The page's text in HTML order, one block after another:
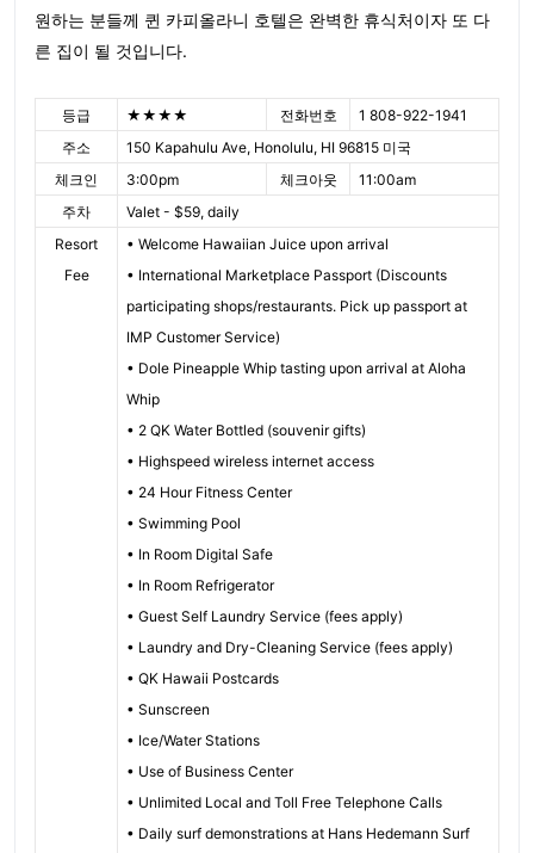
원하는 분들께 퀸 카피올라니 호텔은 완벽한 휴식처이자 또 다
른 집이 될 것입니다.
등급 ★★★★ 전화번호
1 808-922-1941
주소
150 Kapahulu Ave, Honolulu, HI 96815 미국
체크인
3:00pm 체크아웃
11:00am
주차
Valet - $59, daily
Resort
Fee
• Welcome Hawaiian Juice upon arrival
• International Marketplace Passport (Discounts
participating shops/restaurants. Pick up passport at
IMP Customer Service)
• Dole Pineapple Whip tasting upon arrival at Aloha
Whip
• 2 QK Water Bottled (souvenir gifts)
• Highspeed wireless internet access
• 24 Hour Fitness Center
• Swimming Pool
• In Room Digital Safe
• In Room Refrigerator
• Guest Self Laundry Service (fees apply)
• Laundry and Dry-Cleaning Service (fees apply)
• QK Hawaii Postcards
• Sunscreen
• Ice/Water Stations
• Use of Business Center
• Unlimited Local and Toll Free Telephone Calls
• Daily surf demonstrations at Hans Hedemann Surf